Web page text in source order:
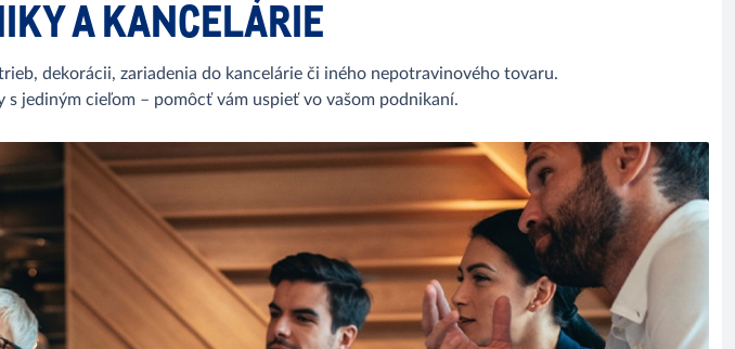
A KANCELÁRIE
dekorácii, zariadenia do kancelárie či iného nepotravinového tovaru.
jediným cieľom – pomôcť vám uspieť vo vašom podnikaní.